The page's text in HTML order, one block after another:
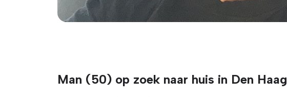
Man (50) op zoek naar huis in Den Haag